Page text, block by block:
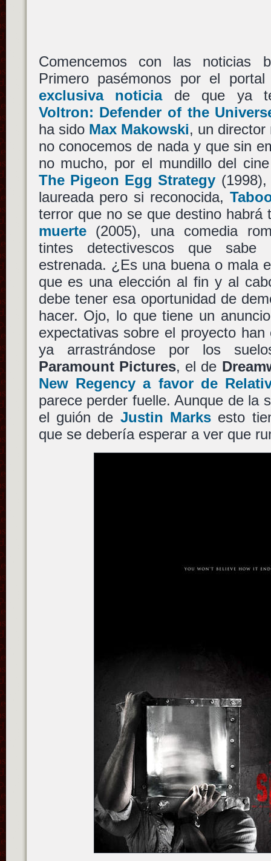
Comencemos con las noticias
Primero pasémonos por el
exclusiva noticiade que ya
Voltron: Defender of the
ha sido Max Makowski, un director
no conocemos de nada y que sin
no mucho, por el mundillo del
The Pigeon Egg Strategy
laureada pero si reconocida,
terror que no se que destino
muerte(2005), una comedia
tintes detectivescos que
estrenada. ¿Es una buena o mala
que es una elección al fin y al
debe tener esa oportunidad de
hacer. Ojo, lo que tiene un
expectativas sobre el proyecto
ya arrastrándose por los
Paramount Pictures, el de
New Regency a favor de
parece perder fuelle. Aunque de la
el guión de Justin Marksesto
que se debería esperar a ver que